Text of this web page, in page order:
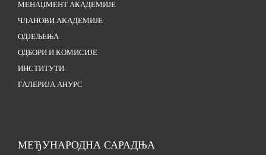
МЕНАЏМЕНТ АКАДЕМИЈЕ
ЧЛАНОВИ АКАДЕМИЈЕ
ОДЈЕЉЕЊА
ОДБОРИ И КОМИСИЈЕ
ИНСТИТУТИ
ГАЛЕРИЈА АНУРС
МЕЂУНАРОДНА САРАДЊА